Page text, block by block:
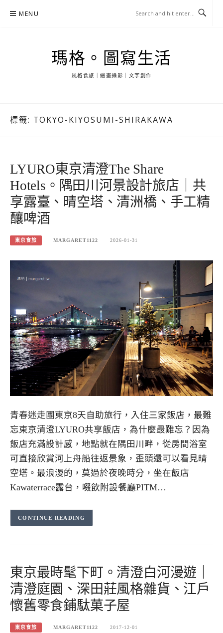
MENU
瑪格。圖寫生活
風格食旅｜繪畫攝影｜文字創作
標籤: TOKYO-KIYOSUMI-SHIRAKAWA
LYURO東京清澄The Share
Hotels。隅田川河景設計旅店｜共
享露臺、晴空塔、清洲橋、手工精
釀啤酒
東京食旅 MARGARET1122 2026-01-31
青春迷走團東京8天自助旅行，入住三家飯店，最難
忘東京清澄LYURO共享飯店，為什麼最難忘？因為
飯店充滿設計感，地點就在隅田川畔，從房間浴室
可直接欣賞河上舟船往返景象，歪頭還可以看見晴
空塔。最浪漫的，莫過於夜晚時分，坐在飯店
Kawaterrace露台，啜飲附設餐廳PITM…
CONTINUE READING
東京最時髦下町。清澄白河漫遊｜
清澄庭園、深田莊風格雜貨、江戶
懷舊零食鋪駄菓子屋
東京食旅 MARGARET1122 2017-12-01